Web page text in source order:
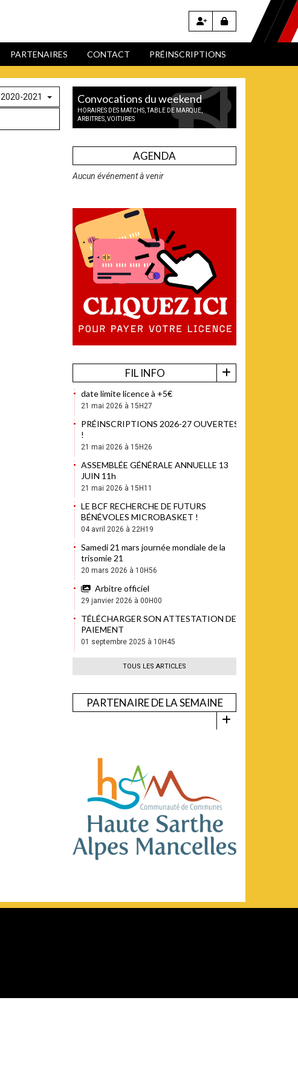
PARTENAIRES CONTACT PRÉINSCRIPTIONS
2020-2021 Convocations du weekend
HORAIRES DES MATCHS, TABLE DE MARQUE,
ARBITRES, VOITURES
AGENDA
Aucun événement à venir
FIL INFO
date limite licence à +5€
21 mai 2026 à 15H27
PRÉINSCRIPTIONS 2026-27 OUVERTES
!
21 mai 2026 à 15H26
ASSEMBLÉE GÉNÉRALE ANNUELLE 13
JUIN 11h
21 mai 2026 à 15H11
LE BCF RECHERCHE DE FUTURS
BÉNÉVOLES MICROBASKET !
04 avril 2026 à 22H19
Samedi 21 mars journée mondiale de la
trisomie 21
20 mars 2026 à 10H56
Arbitre officiel
29 janvier 2026 à 00H00
TÉLÉCHARGER SON ATTESTATION DE
PAIEMENT
01 septembre 2025 à 10H45
TOUS LES ARTICLES
PARTENAIRE DE LA SEMAINE